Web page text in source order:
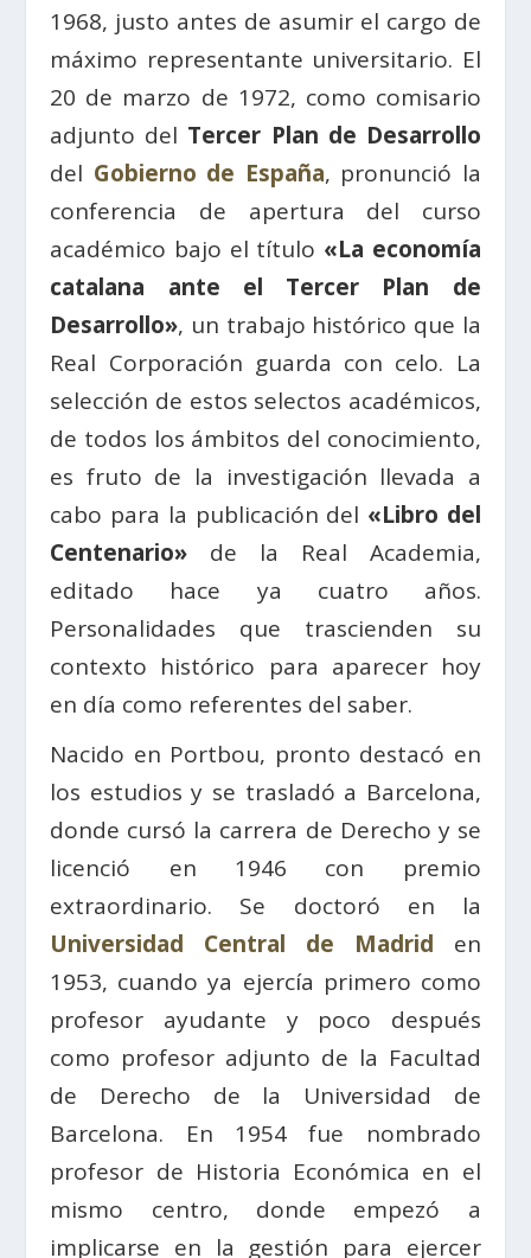
1968, justo antes de asumir el cargo de
máximo representante universitario. El
20 de marzo de 1972, como comisario
adjunto del Tercer Plan de Desarrollo
del Gobierno de España, pronunció la
conferencia de apertura del curso
académico bajo el título «La economía
catalana ante el Tercer Plan de
Desarrollo», un trabajo histórico que la
Real Corporación guarda con celo. La
selección de estos selectos académicos,
de todos los ámbitos del conocimiento,
es fruto de la investigación llevada a
cabo para la publicación del «Libro del
Centenario» de la Real Academia,
editado hace ya cuatro años.
Personalidades que trascienden su
contexto histórico para aparecer hoy
en día como referentes del saber.
Nacido en Portbou, pronto destacó en
los estudios y se trasladó a Barcelona,
donde cursó la carrera de Derecho y se
licenció en 1946 con premio
extraordinario. Se doctoró en la
Universidad Central de Madrid en
1953, cuando ya ejercía primero como
profesor ayudante y poco después
como profesor adjunto de la Facultad
de Derecho de la Universidad de
Barcelona. En 1954 fue nombrado
profesor de Historia Económica en el
mismo centro, donde empezó a
implicarse en la gestión para ejercer